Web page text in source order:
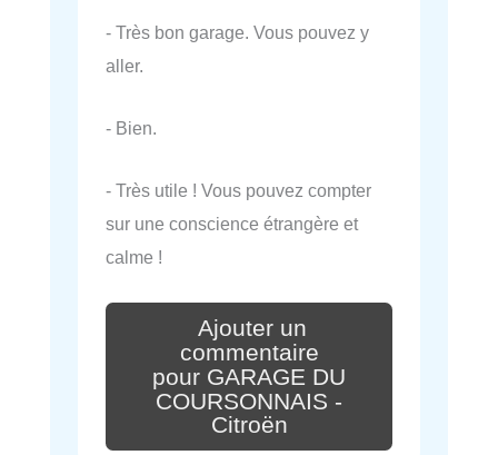
- Très bon garage. Vous pouvez y
aller.
- Bien.
- Très utile ! Vous pouvez compter
sur une conscience étrangère et
calme !
Ajouter un
commentaire
pour GARAGE DU
COURSONNAIS -
Citroën